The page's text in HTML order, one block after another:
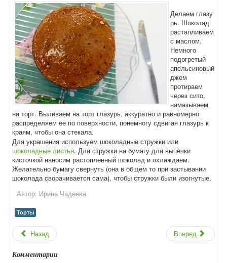
Делаем глазу
рь. Шоколад
растапливаем
с маслом.
Немного
подогретый
апельсиновый
джем
протираем
через сито,
намазываем
на торт. Выливаем на торт глазурь, аккуратно и равномерно
распределяем ее по поверхности, понемногу сдвигая глазурь к
краям, чтобы она стекала.
Для украшения используем шоколадные стружки или
шоколадные листья. Для стружки на бумагу для выпечки
кисточкой наносим растопленный шоколад и охлаждаем.
Желательно бумагу свернуть (она в общем то при застывании
шоколада сворачивается сама), чтобы стружки были изогнутые.
Автор: Ирина Чадеева
Торты
Назад Вперед
Комментарии